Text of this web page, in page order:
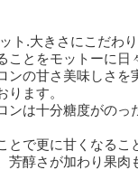
ト.大きさにこだわ
ことをモットーに日
ンの甘さ美味しさを
ります。
ンは十分糖度がのっ
とで更に甘くなるこ
芳醇さが加わり果肉